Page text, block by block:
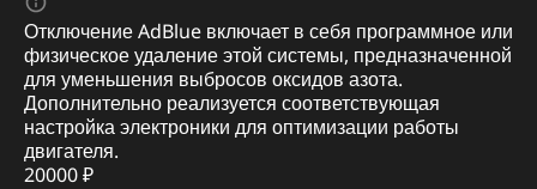
Отключение AdBlue включает в себя программное или
физическое удаление этой системы, предназначенной
для уменьшения выбросов оксидов азота.
Дополнительно реализуется соответствующая
настройка электроники для оптимизации работы
двигателя.
20000 ₽